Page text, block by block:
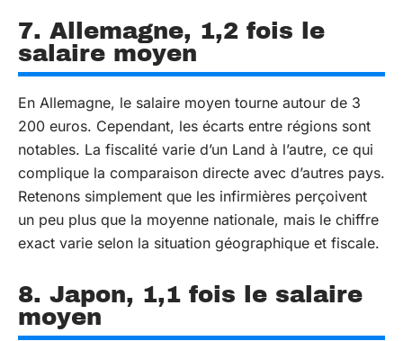
7. Allemagne, 1,2 fois le
salaire moyen
En Allemagne, le salaire moyen tourne autour de 3
200 euros. Cependant, les écarts entre régions sont
notables. La fiscalité varie d’un Land à l’autre, ce qui
complique la comparaison directe avec d’autres pays.
Retenons simplement que les infirmières perçoivent
un peu plus que la moyenne nationale, mais le chiffre
exact varie selon la situation géographique et fiscale.
8. Japon, 1,1 fois le salaire
moyen